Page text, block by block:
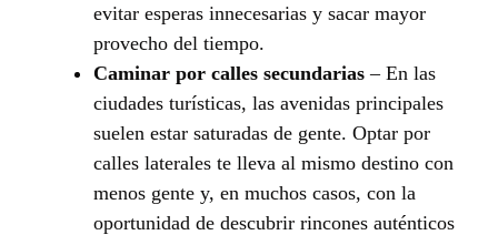
evitar esperas innecesarias y sacar mayor
provecho del tiempo.
Caminar por calles secundarias – En las
ciudades turísticas, las avenidas principales
suelen estar saturadas de gente. Optar por
calles laterales te lleva al mismo destino con
menos gente y, en muchos casos, con la
oportunidad de descubrir rincones auténticos